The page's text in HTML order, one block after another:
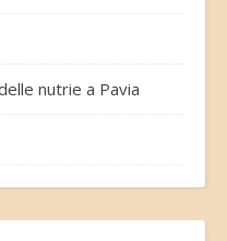
nutrie a Pavia